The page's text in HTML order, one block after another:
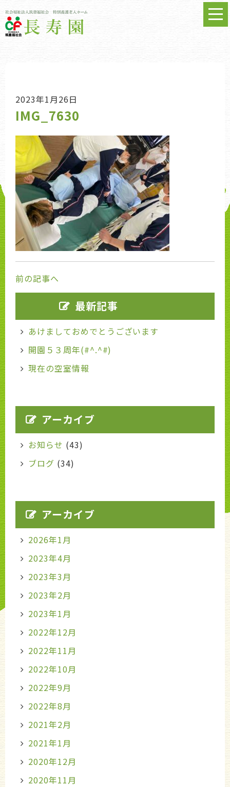
2023年1月26日
IMG_7630
前の記事へ
最新記事
あけましておめでとうございます
開園５３周年(#^.^#)
現在の空室情報
アーカイブ
お知らせ (43)
ブログ (34)
アーカイブ
2026年1月
2023年4月
2023年3月
2023年2月
2023年1月
2022年12月
2022年11月
2022年10月
2022年9月
2022年8月
2021年2月
2021年1月
2020年12月
2020年11月